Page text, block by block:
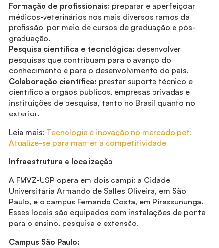
Formação de profissionais: preparar e aperfeiçoar
médicos-veterinários nos mais diversos ramos da
profissão, por meio de cursos de graduação e pós-
graduação.
Pesquisa científica e tecnológica: desenvolver
pesquisas que contribuam para o avanço do
conhecimento e para o desenvolvimento do país.
Colaboração científica: prestar suporte técnico e
científico a órgãos públicos, empresas privadas e
instituições de pesquisa, tanto no Brasil quanto no
exterior.
Leia mais: Tecnologia e inovação no mercado pet:
Atualize-se para manter a competitividade
Infraestrutura e localização
A FMVZ-USP opera em dois campi: a Cidade
Universitária Armando de Salles Oliveira, em São
Paulo, e o campus Fernando Costa, em Pirassununga.
Esses locais são equipados com instalações de ponta
para o ensino, pesquisa e extensão.
Campus São Paulo: